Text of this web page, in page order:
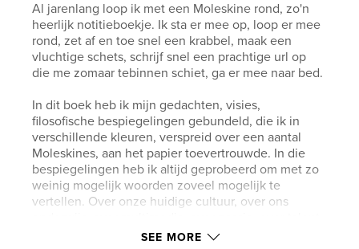
Al jarenlang loop ik met een Moleskine rond, zo'n
heerlijk notitieboekje. Ik sta er mee op, loop er mee
rond, zet af en toe snel een krabbel, maak een
vluchtige schets, schrijf snel een prachtige url op
die me zomaar tebinnen schiet, ga er mee naar bed.
In dit boek heb ik mijn gedachten, visies,
filosofische bespiegelingen gebundeld, die ik in
verschillende kleuren, verspreid over een aantal
Moleskines, aan het papier toevertrouwde. In die
bespiegelingen heb ik altijd geprobeerd om met zo
weinig mogelijk woorden zoveel mogelijk te
vertellen. Over onze huidige cultuur, over ons
SEE MORE